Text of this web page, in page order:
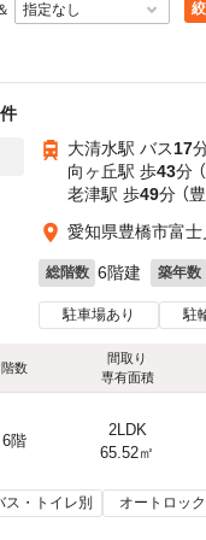
大清水駅 バス17
向ヶ丘駅 歩43分
老津駅 歩49分 （
愛知県豊橋市富士
総階数 6階建 築年数
駐車場あり 駐
階数
間取り
専有面積
6階
2LDK
65.52㎡
ス・トイレ別 オートロック